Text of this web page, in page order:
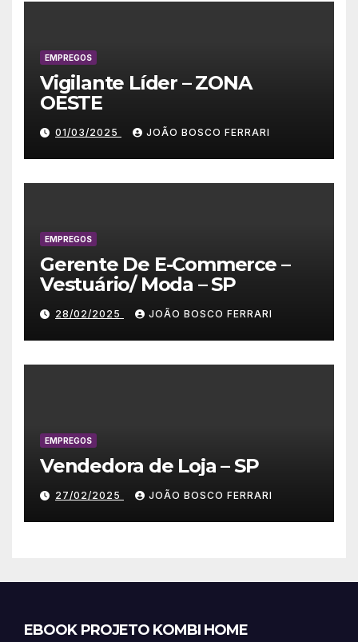
EMPREGOS
Vigilante Líder – ZONA
OESTE
01/03/2025 JOÃO BOSCO FERRARI
EMPREGOS
Gerente De E-Commerce –
Vestuário/ Moda – SP
28/02/2025 JOÃO BOSCO FERRARI
EMPREGOS
Vendedora de Loja – SP
27/02/2025 JOÃO BOSCO FERRARI
EBOOK PROJETO KOMBI HOME